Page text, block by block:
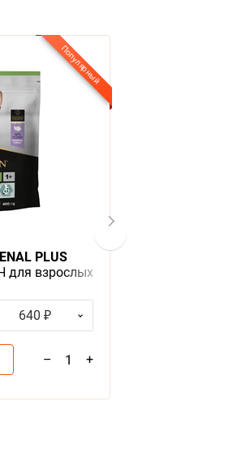
PLUS
для взрослых
с индейкой
640 ₽
– 1 +
Популярный